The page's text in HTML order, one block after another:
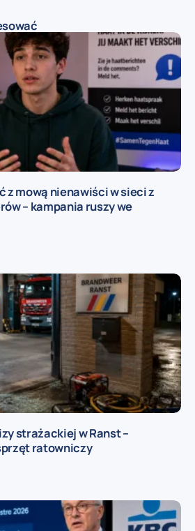
z mową nienawiści w sieci z
– kampania ruszy we
strażackiej w Ranst –
ratowniczy